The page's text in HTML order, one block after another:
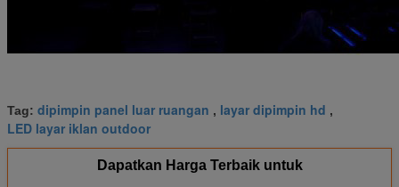
Tag: dipimpin panel luar ruangan , layar dipimpin hd ,
LED layar iklan outdoor
Dapatkan Harga Terbaik untuk